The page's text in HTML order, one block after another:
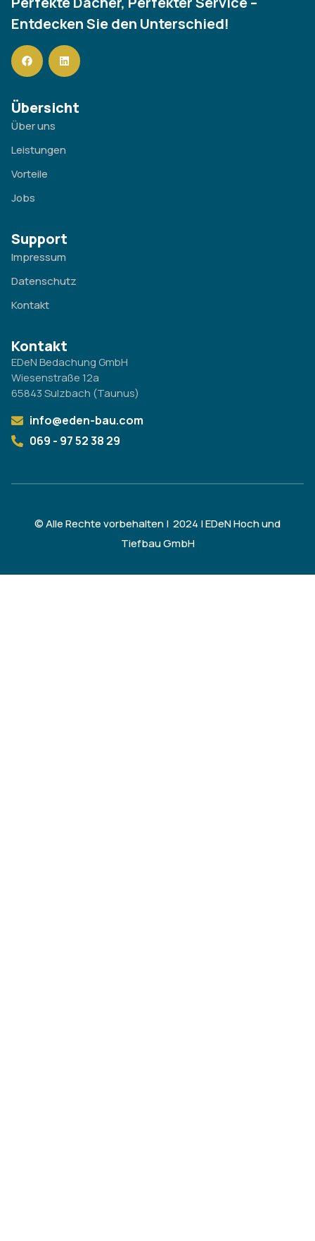
Entdecken Sie den Unterschied!
Übersicht
Über uns
Leistungen
Vorteile
Jobs
Support
Impressum
Datenschutz
Kontakt
Kontakt
EDeN Bedachung GmbH
Wiesenstraße 12a
65843 Sulzbach (Taunus)
info@eden-bau.com
069 - 97 52 38 29
© Alle Rechte vorbehalten | 2024 | EDeN Hoch und
Tiefbau GmbH